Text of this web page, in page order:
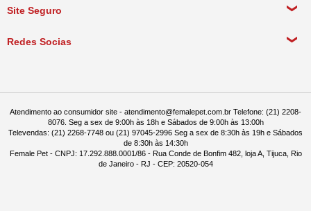
Política de Entrega
Site Seguro
Redes Socias
Atendimento ao consumidor site - atendimento@femalepet.com.br Telefone: (21) 2208-
8076. Seg a sex de 9:00h às 18h e Sábados de 9:00h às 13:00h
Televendas: (21) 2268-7748 ou (21) 97045-2996 Seg a sex de 8:30h às 19h e Sábados
de 8:30h às 14:30h
Female Pet - CNPJ: 17.292.888.0001/86 - Rua Conde de Bonfim 482, loja A, Tijuca, Rio
de Janeiro - RJ - CEP: 20520-054